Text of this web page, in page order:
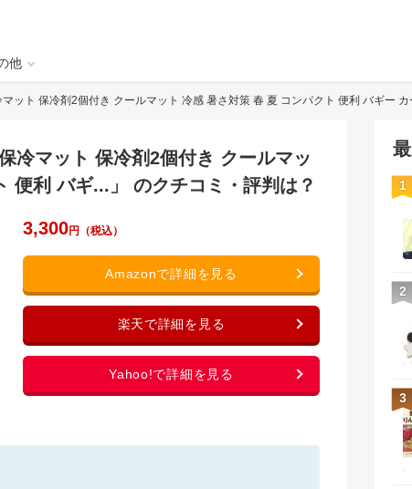
他
ット 保冷剤2個付き クールマット 冷感 暑さ対策 春 夏 コンパクト 便利 バギ
冷マット 保冷剤2個付き クールマッ
便利 バギ... 」 のクチコミ・評判は？
3,300
1
2
3